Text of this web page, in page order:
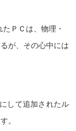
ＰＣは、物理・
が、その心中には
して追加されたル
。